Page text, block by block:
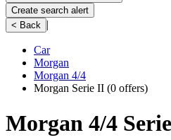
Create search alert
< Back |
Car
Morgan
Morgan 4/4
Morgan Serie II (0 offers)
Morgan 4/4